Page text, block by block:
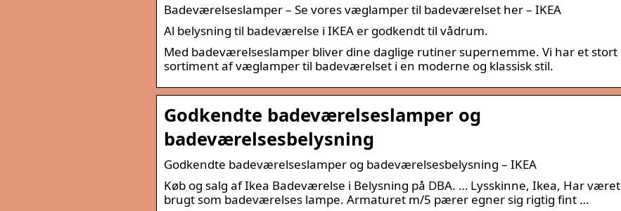
Badeværelseslamper – Se vores væglamper til badeværelset her – IKEA
Al belysning til badeværelse i IKEA er godkendt til vådrum.
Med badeværelseslamper bliver dine daglige rutiner supernemme. Vi har et stort
sortiment af væglamper til badeværelset i en moderne og klassisk stil.
Godkendte badeværelseslamper og
badeværelsesbelysning
Godkendte badeværelseslamper og badeværelsesbelysning – IKEA
Køb og salg af Ikea Badeværelse i Belysning på DBA. … Lysskinne, Ikea, Har været
brugt som badeværelses lampe. Armaturet m/5 pærer egner sig rigtig fint …